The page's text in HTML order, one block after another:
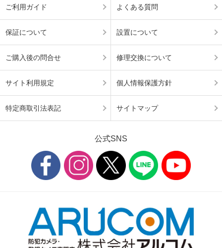
ご利用ガイド よくある質問
保証について 設置について
ご購入後の問合せ 修理交換について
サイト利用規定 個人情報保護方針
特定商取引法表記 サイトマップ
公式SNS